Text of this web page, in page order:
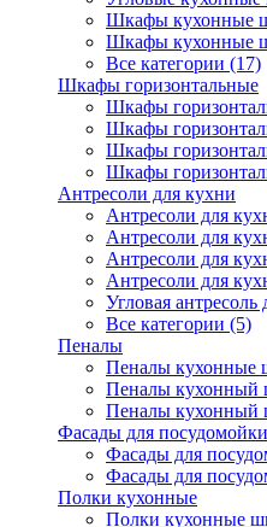
Шкафы кухонные
Шкафы кухонные
Все категории (17)
Шкафы горизонтальные
Шкафы
Шкафы
Шкафы
Шкафы
Антресоли для кухни
Антресоли для
Антресоли для
Антресоли для
Антресоли для
Угловая антресоль
Все категории (5)
Пеналы
Пеналы кухонные
Пеналы кухонный
Пеналы кухонный
Фасады для посудомойки
Фасады для
Фасады для
Полки кухонные
Полки кухонные